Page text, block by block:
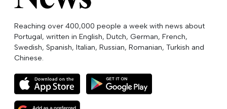
Reaching over 400,000 people a week with news about
Portugal, written in English, Dutch, German, French,
Swedish, Spanish, Italian, Russian, Romanian, Turkish and
Chinese.